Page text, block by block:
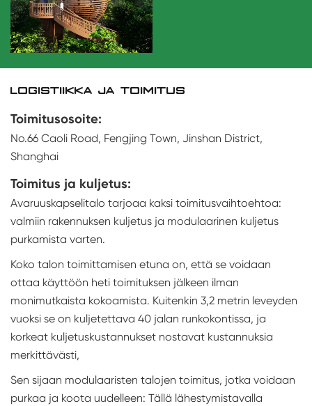
LOGISTIIKKA JA TOIMITUS
Toimitusosoite:
No.66 Caoli Road, Fengjing Town, Jinshan District,
Shanghai
Toimitus ja kuljetus:
Avaruuskapselitalo tarjoaa kaksi toimitusvaihtoehtoa:
valmiin rakennuksen kuljetus ja modulaarinen kuljetus
purkamista varten.
Koko talon toimittamisen etuna on, että se voidaan
ottaa käyttöön heti toimituksen jälkeen ilman
monimutkaista kokoamista. Kuitenkin 3,2 metrin leveyden
vuoksi se on kuljetettava 40 jalan runkokontissa, ja
korkeat kuljetuskustannukset nostavat kustannuksia
merkittävästi,
Sen sijaan modulaaristen talojen toimitus, jotka voidaan
purkaa ja koota uudelleen: Tällä lähestymistavalla